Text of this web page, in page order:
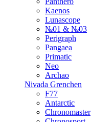
Kaenos
Lunascope
№01 & №03
Perigraph
Pangaea
Primatic
Neo
Archao
Nivada Grenchen
F77
Antarctic
Chronomaster